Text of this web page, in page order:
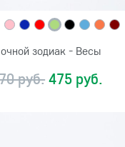
зодиак - Весы
руб.475 руб.